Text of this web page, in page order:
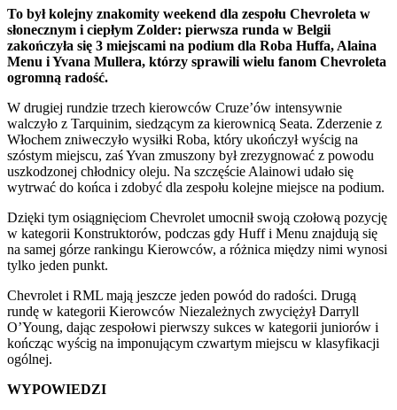
To był kolejny znakomity weekend dla zespołu Chevroleta w
słonecznym i ciepłym Zolder: pierwsza runda w Belgii
zakończyła się 3 miejscami na podium dla Roba Huffa, Alaina
Menu i Yvana Mullera, którzy sprawili wielu fanom Chevroleta
ogromną radość.
W drugiej rundzie trzech kierowców Cruze’ów intensywnie
walczyło z Tarquinim, siedzącym za kierownicą Seata. Zderzenie z
Włochem zniweczyło wysiłki Roba, który ukończył wyścig na
szóstym miejscu, zaś Yvan zmuszony był zrezygnować z powodu
uszkodzonej chłodnicy oleju. Na szczęście Alainowi udało się
wytrwać do końca i zdobyć dla zespołu kolejne miejsce na podium.
Dzięki tym osiągnięciom Chevrolet umocnił swoją czołową pozycję
w kategorii Konstruktorów, podczas gdy Huff i Menu znajdują się
na samej górze rankingu Kierowców, a różnica między nimi wynosi
tylko jeden punkt.
Chevrolet i RML mają jeszcze jeden powód do radości. Drugą
rundę w kategorii Kierowców Niezależnych zwyciężył Darryll
O’Young, dając zespołowi pierwszy sukces w kategorii juniorów i
kończąc wyścig na imponującym czwartym miejscu w klasyfikacji
ogólnej.
WYPOWIEDZI